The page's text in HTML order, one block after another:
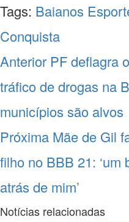
Tags: Baianos
Conquista
Navegação
entre
notícias
Anterior PF deflagra
tráfico de drogas na
municípios são alvos
Próxima Mãe de Gil
filho no BBB 21:
atrás de mim’
Notícias relacionadas